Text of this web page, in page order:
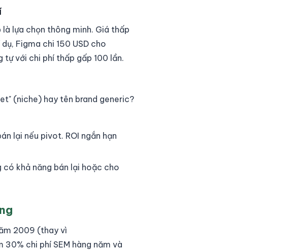
lựa chọn thông minh. Giá thấp
Figma chi 150 USD cho
với chi phí thấp gấp 100 lần.
(niche) hay tên brand generic?
lại nếu pivot. ROI ngắn hạn
có khả năng bán lại hoặc cho
2009 (thay vì
chi phí SEM hàng năm và